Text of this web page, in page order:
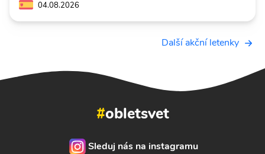
04.08.2026
Další akční letenky
#obletsvet
Sleduj nás na instagramu